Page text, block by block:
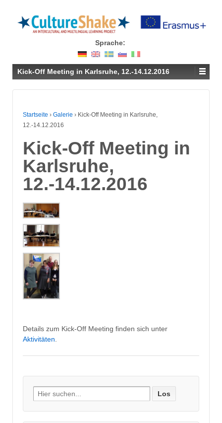
Sprache:
Kick-Off Meeting in Karlsruhe, 12.-14.12.2016
Startseite › Galerie › Kick-Off Meeting in Karlsruhe,
12.-14.12.2016
Kick-Off Meeting in
Karlsruhe,
12.-14.12.2016
Details zum Kick-Off Meeting finden sich unter
Aktivitäten
Search
for: